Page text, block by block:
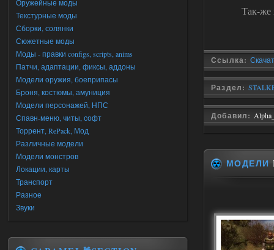
Так-же
Ссылка:
Раздел:
Добавил:
МОДЕЛИ
Оружейные моды
Текстурные моды
Сборки, солянки
Сюжетные моды
Моды - правки configs, scripts, anims
Патчи, адаптации, фиксы, аддоны
Модели оружия, боеприпасы
Броня, костюмы, амуниция
Модели персонажей, НПС
Спавн-меню, читы, софт
Торрент, RePack, Мод
Различные модели
Модели монстров
Локации, карты
Транспорт
Разное
Звуки